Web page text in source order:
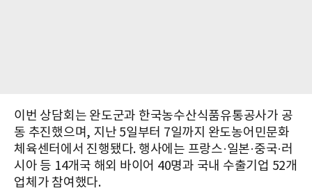
이번 상담회는 완도군과 한국농수산식품유통공사가 공
동 추진했으며, 지난 5일부터 7일까지 완도농어민문화
체육센터에서 진행됐다. 행사에는 프랑스·일본·중국·러
시아 등 14개국 해외 바이어 40명과 국내 수출기업 52개
업체가 참여했다.